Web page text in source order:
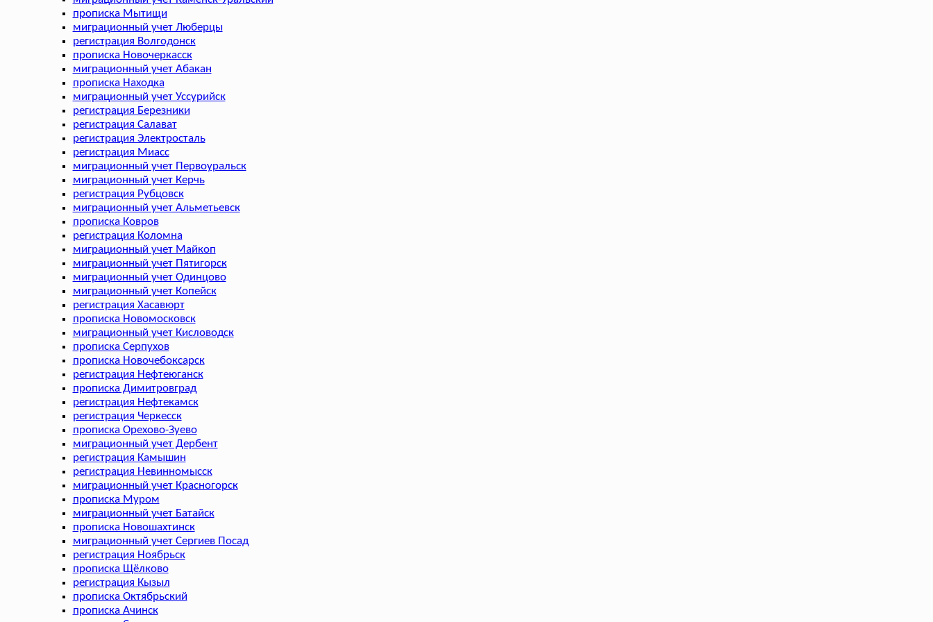
прописка Мытищи
миграционный учет Люберцы
регистрация Волгодонск
прописка Новочеркасск
миграционный учет Абакан
прописка Находка
миграционный учет Уссурийск
регистрация Березники
регистрация Салават
регистрация Электросталь
регистрация Миасс
миграционный учет Первоуральск
миграционный учет Керчь
регистрация Рубцовск
миграционный учет Альметьевск
прописка Ковров
регистрация Коломна
миграционный учет Майкоп
миграционный учет Пятигорск
миграционный учет Одинцово
миграционный учет Копейск
регистрация Хасавюрт
прописка Новомосковск
миграционный учет Кисловодск
прописка Серпухов
прописка Новочебоксарск
регистрация Нефтеюганск
прописка Димитровград
регистрация Нефтекамск
регистрация Черкесск
прописка Орехово-Зуево
миграционный учет Дербент
регистрация Камышин
регистрация Невинномысск
миграционный учет Красногорск
прописка Муром
миграционный учет Батайск
прописка Новошахтинск
миграционный учет Сергиев Посад
регистрация Ноябрьск
прописка Щёлково
регистрация Кызыл
прописка Октябрьский
прописка Ачинск